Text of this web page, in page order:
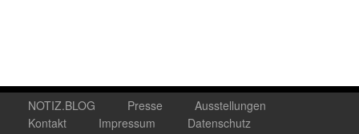
NOTIZ.BLOG Presse
Ausstellungen
Kontakt
Impressum Datenschutz